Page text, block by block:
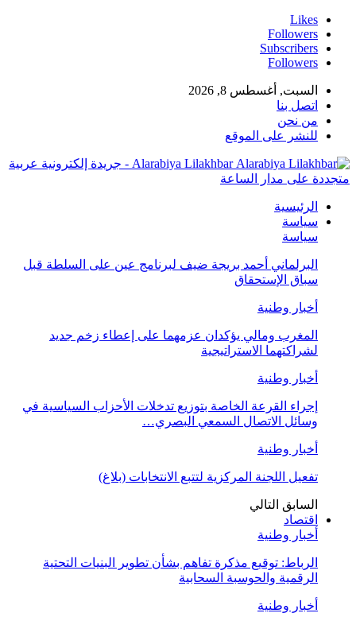
Likes
Followers
Subscribers
Followers
السبت, أغسطس 8, 2026
اتصل بنا
من نحن
للنشر على الموقع
Alarabiya Lilakhbar - جريدة إلكترونية عربية
متجددة على مدار الساعة
الرئيسية
سياسة
سياسة
البرلماني أحمد بريجة ضيف لبرنامج عين على السلطة قبل
سباق الإستحقاق
أخبار وطنية
المغرب ومالي يؤكدان عزمهما على إعطاء زخم جديد
لشراكتهما الاستراتيجية
أخبار وطنية
إجراء القرعة الخاصة بتوزيع تدخلات الأحزاب السياسية في
وسائل الاتصال السمعي البصري…
أخبار وطنية
تفعيل اللجنة المركزية لتتبع الانتخابات (بلاغ)
السابق التالي
اقتصاد
أخبار وطنية
الرباط: توقيع مذكرة تفاهم بشأن تطوير البنيات التحتية
الرقمية والحوسبة السحابية
أخبار وطنية